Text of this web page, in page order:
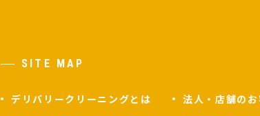
SITE MAP
デリバリークリーニングとは 法人・店舗のお